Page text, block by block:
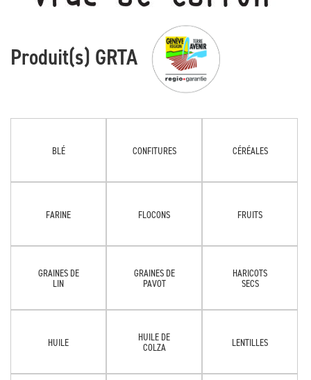
Produit(s) GRTA
BLÉ CONFITURES CÉRÉALES
FARINE FLOCONS FRUITS
GRAINES DE
LIN
GRAINES DE
PAVOT
HARICOTS
SECS
HUILE
HUILE DE
COLZA
LENTILLES